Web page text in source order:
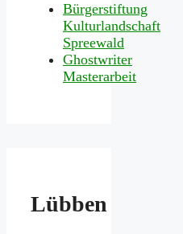
Bürgerstiftung
Kulturlandschaft
Spreewald
Ghostwriter
Masterarbeit
Lübben